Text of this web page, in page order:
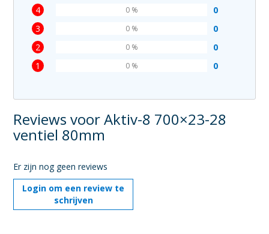
4 0
0 %
3 0
0 %
2 0
0 %
1 0
0 %
Reviews voor Aktiv-8 700×23-28
ventiel 80mm
Er zijn nog geen reviews
Login om een review te
schrijven